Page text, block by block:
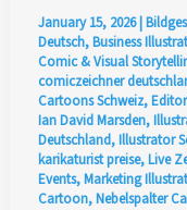
January 15, 2026
Deutsch,Business
Comic & Visual
comiczeichner
Cartoons Schweiz,
Ian David Marsden,
Deutschland,Illustrator
karikaturist preise,Live
Events,Marketing
Cartoon,Nebelspalter